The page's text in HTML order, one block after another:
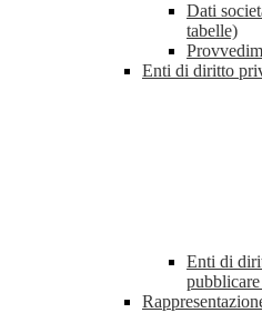
Dati
tabelle)
Enti di diritto
Enti di